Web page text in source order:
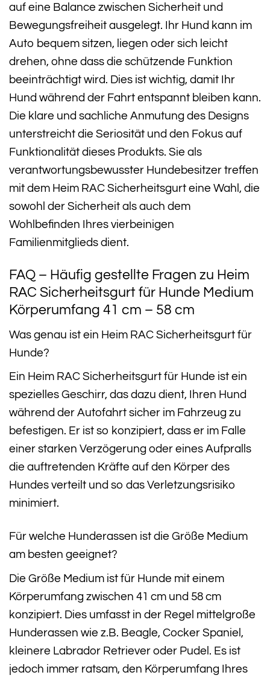
auf eine Balance zwischen Sicherheit und
Bewegungsfreiheit ausgelegt. Ihr Hund kann im
Auto bequem sitzen, liegen oder sich leicht
drehen, ohne dass die schützende Funktion
beeinträchtigt wird. Dies ist wichtig, damit Ihr
Hund während der Fahrt entspannt bleiben kann.
Die klare und sachliche Anmutung des Designs
unterstreicht die Seriosität und den Fokus auf
Funktionalität dieses Produkts. Sie als
verantwortungsbewusster Hundebesitzer treffen
mit dem Heim RAC Sicherheitsgurt eine Wahl, die
sowohl der Sicherheit als auch dem
Wohlbefinden Ihres vierbeinigen
Familienmitglieds dient.
FAQ – Häufig gestellte Fragen zu Heim
RAC Sicherheitsgurt für Hunde Medium
Körperumfang 41 cm – 58 cm
Was genau ist ein Heim RAC Sicherheitsgurt für
Hunde?
Ein Heim RAC Sicherheitsgurt für Hunde ist ein
spezielles Geschirr, das dazu dient, Ihren Hund
während der Autofahrt sicher im Fahrzeug zu
befestigen. Er ist so konzipiert, dass er im Falle
einer starken Verzögerung oder eines Aufpralls
die auftretenden Kräfte auf den Körper des
Hundes verteilt und so das Verletzungsrisiko
minimiert.
Für welche Hunderassen ist die Größe Medium
am besten geeignet?
Die Größe Medium ist für Hunde mit einem
Körperumfang zwischen 41 cm und 58 cm
konzipiert. Dies umfasst in der Regel mittelgroße
Hunderassen wie z.B. Beagle, Cocker Spaniel,
kleinere Labrador Retriever oder Pudel. Es ist
jedoch immer ratsam, den Körperumfang Ihres